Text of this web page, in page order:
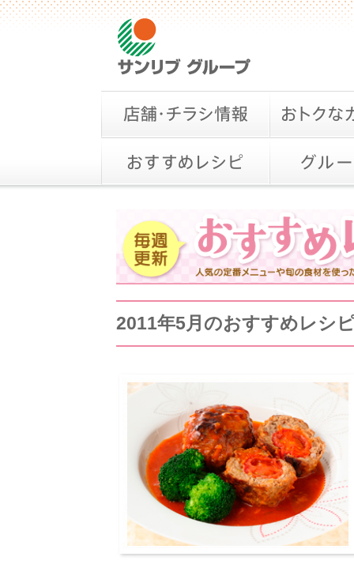
2011年5月のおすすめレシ